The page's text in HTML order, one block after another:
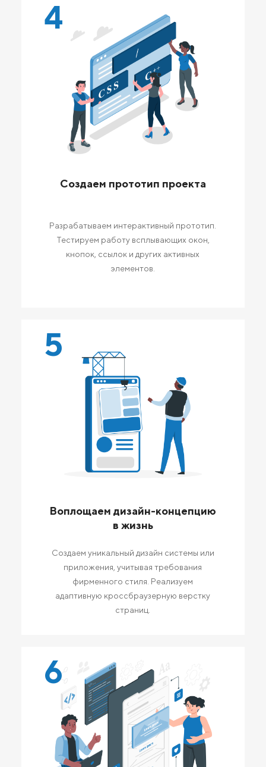
4
Создаем прототип проекта
Разрабатываем интерактивный прототип.
Тестируем работу всплывающих окон,
кнопок, ссылок и других активных
элементов.
5
Воплощаем дизайн-концепцию
в жизнь
Создаем уникальный дизайн системы или
приложения, учитывая требования
фирменного стиля. Реализуем
адаптивную кроссбраузерную верстку
страниц.
6